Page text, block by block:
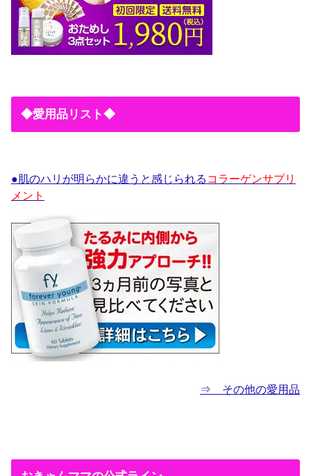
◆愛用品リスト◆
●肌のハリが明らかに違うと感じられる コラーゲンサプリ
メント
⇒ その他の愛用品